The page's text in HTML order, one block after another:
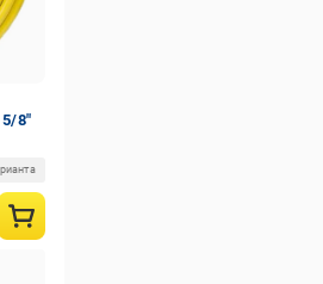
5/8"